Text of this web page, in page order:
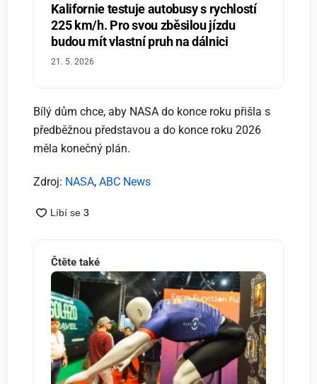
Kalifornie testuje autobusy s rychlostí
225 km/h. Pro svou zběsilou jízdu
budou mít vlastní pruh na dálnici
21. 5. 2026
Bílý dům chce, aby NASA do konce roku přišla s
předběžnou představou a do konce roku 2026
měla konečný plán.
Zdroj: NASA,ABC News
Čtěte také